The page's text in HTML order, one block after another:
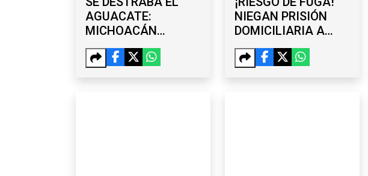
AGUACATE:
MICHOACÁN
REACTIVA SUS
ENVÍOS A EE. UU.
NIEGAN PRISIÓN
DOMICILIARIA A
EXGOBERNADOR
ÁNGEL AGUIRRE